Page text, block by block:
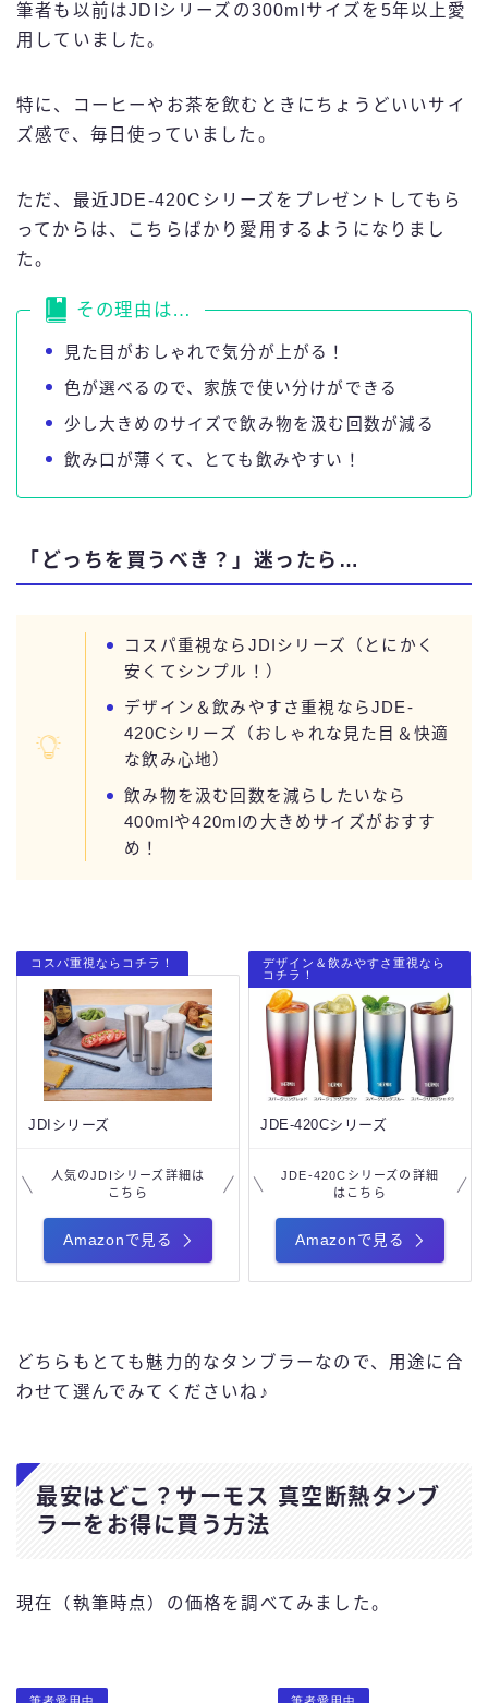
筆者も以前はJDIシリーズの300mlサイズを5年以上愛
用していました。
特に、コーヒーやお茶を飲むときにちょうどいいサイ
ズ感で、毎日使っていました。
ただ、最近JDE-420Cシリーズをプレゼントしてもら
ってからは、こちらばかり愛用するようになりまし
た。
その理由は…
見た目がおしゃれで気分が上がる！
色が選べるので、家族で使い分けができる
少し大きめのサイズで飲み物を汲む回数が減る
飲み口が薄くて、とても飲みやすい！
「どっちを買うべき？」迷ったら…
コスパ重視ならJDIシリーズ（とにかく
安くてシンプル！）
デザイン＆飲みやすさ重視ならJDE-
420Cシリーズ（おしゃれな見た目＆快適
な飲み心地）
飲み物を汲む回数を減らしたいなら
400mlや420mlの大きめサイズがおすす
め！
コスパ重視ならコチラ！
JDIシリーズ
人気のJDIシリーズ詳細は
こちら
Amazonで見る
デザイン＆飲みやすさ重視なら
コチラ！
JDE-420Cシリーズ
JDE-420Cシリーズの詳細
はこちら
Amazonで見る
どちらもとても魅力的なタンブラーなので、用途に合
わせて選んでみてくださいね♪
最安はどこ？サーモス 真空断熱タンブ
ラーをお得に買う方法
現在（執筆時点）の価格を調べてみました。